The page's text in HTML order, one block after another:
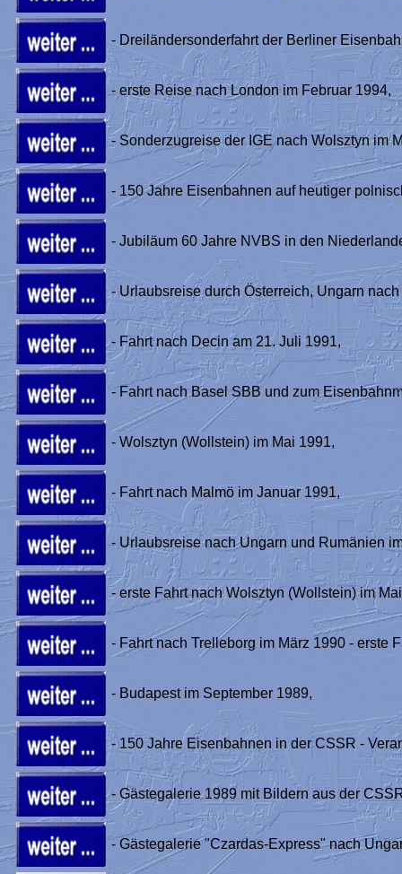
- Dreiländersonderfahrt der Berliner
- erste Reise nach London im Februar 1994,
- Sonderzugreise der IGE nach Wolsztyn im
- 150 Jahre Eisenbahnen auf heutiger
- Jubiläum 60 Jahre NVBS in den
- Urlaubsreise durch Österreich, Ungarn
- Fahrt nach Decin am 21. Juli 1991,
- Fahrt nach Basel SBB und zum
- Wolsztyn (Wollstein) im Mai 1991,
- Fahrt nach Malmö im Januar 1991,
- Urlaubsreise nach Ungarn und Rumänien
- erste Fahrt nach Wolsztyn (Wollstein) im
- Fahrt nach Trelleborg im März 1990 - erste
- Budapest im September 1989,
- 150 Jahre Eisenbahnen in der CSSR -
- Gästegalerie 1989 mit Bildern aus der
- Gästegalerie "Czardas-Express" nach